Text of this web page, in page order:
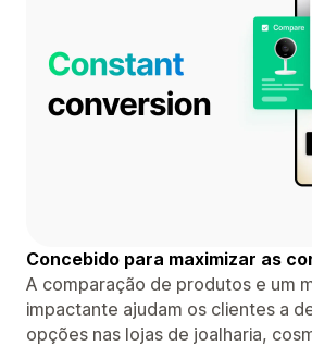
Concebido para maximizar as
A comparação de produtos e um
impactante ajudam os clientes a
opções nas lojas de joalharia,